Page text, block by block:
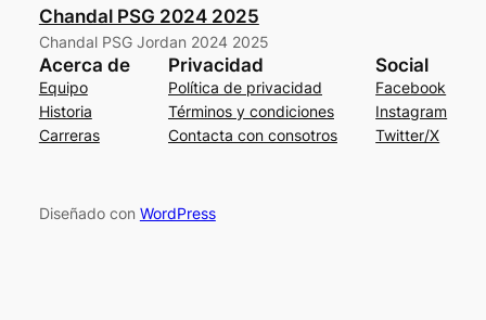
Chandal PSG 2024 2025
Chandal PSG Jordan 2024 2025
Acerca de
Equipo
Historia
Carreras
Privacidad
Política de privacidad
Términos y condiciones
Contacta con consotros
Social
Facebook
Instagram
Twitter/X
Diseñado con WordPress